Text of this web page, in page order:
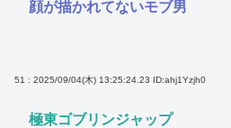
顔が描かれてないモブ男
51 : 2025/09/04(木) 13:25:24.23 ID:ahj1Yzjh0
極東ゴブリンジャップ